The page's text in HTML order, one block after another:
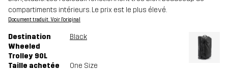
compartiments intérieurs. Le prix est le plus élevé.
Document traduit. Voir l'original
Destination
Wheeled
Trolley 90L
Black
Taille achetée One Size